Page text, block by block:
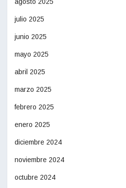
julio 2025
junio 2025
mayo 2025
abril 2025
marzo 2025
febrero 2025
enero 2025
diciembre 2024
noviembre 2024
octubre 2024